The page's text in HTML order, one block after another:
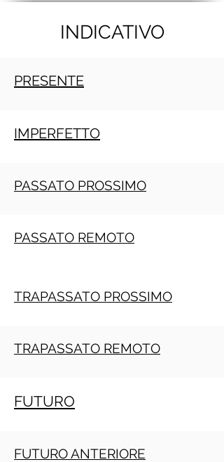
INDICATIVO
PRESENTE
IMPERFETTO
PASSATO PROSSIMO
PASSATO REMOTO
TRAPASSATO PROSSIMO
TRAPASSATO REMOTO
FUTURO
FUTURO ANTERIORE